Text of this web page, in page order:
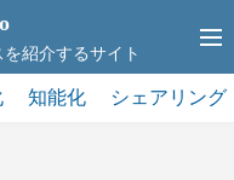
紹介するサイト
知能化 シェアリング